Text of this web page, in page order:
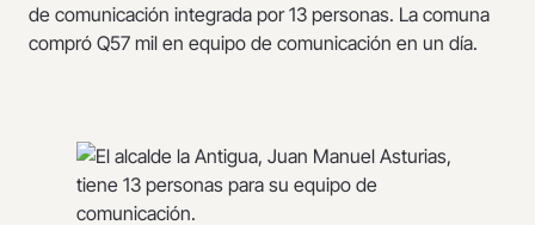
de comunicación integrada por 13 personas. La comuna
compró Q57 mil en equipo de comunicación en un día.